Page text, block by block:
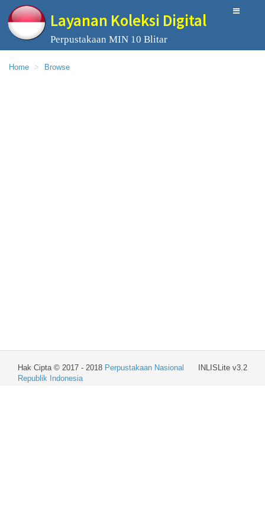
Layanan Koleksi Digital
Perpustakaan MIN 10 Blitar
Home Browse
INLISLite v3.2
Hak Cipta © 2017 - 2018 Perpustakaan Nasional
Republik Indonesia